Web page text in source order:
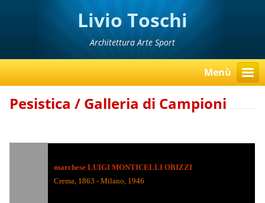
Livio Toschi
Architettura Arte Sport
Menù
Pesistica / Galleria di Campioni
marchese LUIGI MONTICELLI OBIZZI
Crema, 1863 - Milano, 1946